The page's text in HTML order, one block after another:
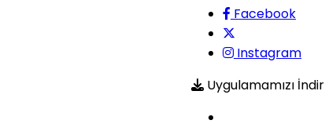
Facebook
Instagram
Uygulamamızı İndir